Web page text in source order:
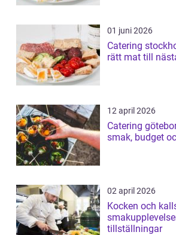
01 juni 2026
Catering stockholm så
rätt mat till
12 april 2026
Catering göteborg smarta
smak, budget
02 april 2026
Kocken och
tillställningar